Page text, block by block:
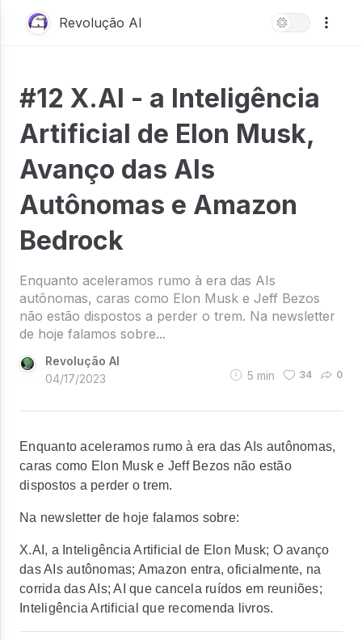
Revolução AI
#12 X.AI - a Inteligência
Artificial de Elon Musk,
Avanço das AIs
Autônomas e Amazon
Bedrock
Enquanto aceleramos rumo à era das AIs
autônomas, caras como Elon Musk e Jeff Bezos
não estão dispostos a perder o trem. Na newsletter
de hoje falamos sobre...
Revolução AI
04/17/2023
5 min 34 0
Enquanto aceleramos rumo à era das AIs autônomas,
caras como Elon Musk e Jeff Bezos não estão
dispostos a perder o trem.
Na newsletter de hoje falamos sobre:
X.AI, a Inteligência Artificial de Elon Musk; O avanço
das AIs autônomas; Amazon entra, oficialmente, na
corrida das AIs; AI que cancela ruídos em reuniões;
Inteligência Artificial que recomenda livros.